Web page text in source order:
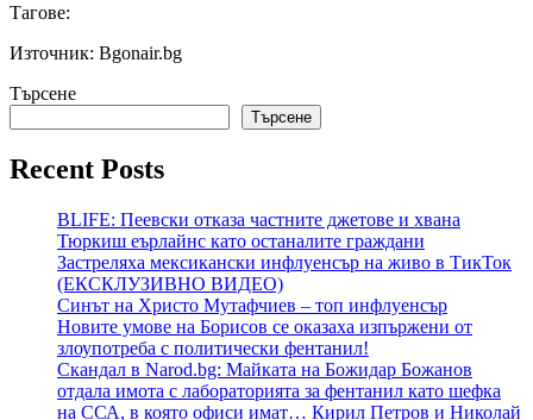
Тагове:
Източник: Bgonair.bg
Търсене
Търсене
Recent Posts
BLIFE: Пеевски отказа частните джетове и хвана
Тюркиш еърлайнс като останалите граждани
Застреляха мексикански инфлуенсър на живо в ТикТок
(ЕКСКЛУЗИВНО ВИДЕО)
Синът на Христо Мутафчиев – топ инфлуенсър
Новите умове на Борисов се оказаха изпържени от
злоупотреба с политически фентанил!
Скандал в Narod.bg: Майката на Божидар Божанов
отдала имота с лабораторията за фентанил като шефка
на ССА, в която офиси имат… Кирил Петров и Николай